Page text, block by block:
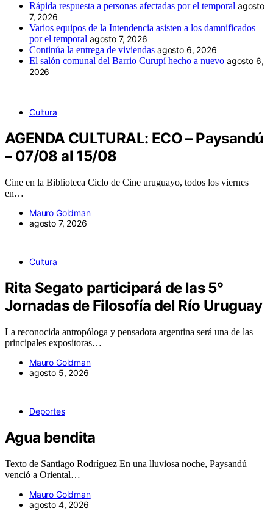
Rápida respuesta a personas afectadas por el temporal agosto
7, 2026
Varios equipos de la Intendencia asisten a los damnificados
por el temporal agosto 7, 2026
Continúa la entrega de viviendas agosto 6, 2026
El salón comunal del Barrio Curupí hecho a nuevo agosto 6,
2026
Cultura
AGENDA CULTURAL: ECO – Paysandú
– 07/08 al 15/08
Cine en la Biblioteca Ciclo de Cine uruguayo, todos los viernes
en…
Mauro Goldman
agosto 7, 2026
Cultura
Rita Segato participará de las 5°
Jornadas de Filosofía del Río Uruguay
La reconocida antropóloga y pensadora argentina será una de las
principales expositoras…
Mauro Goldman
agosto 5, 2026
Deportes
Agua bendita
Texto de Santiago Rodríguez En una lluviosa noche, Paysandú
venció a Oriental…
Mauro Goldman
agosto 4, 2026